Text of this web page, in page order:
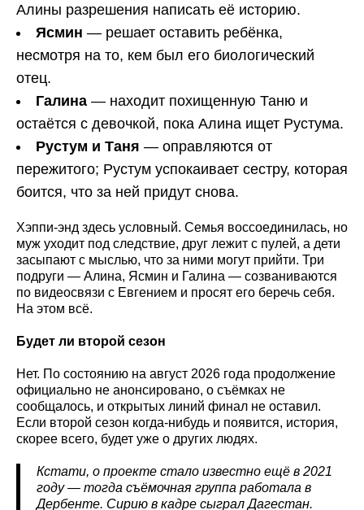
Алины разрешения написать её историю.
Ясмин — решает оставить ребёнка,
несмотря на то, кем был его биологический
отец.
Галина — находит похищенную Таню и
остаётся с девочкой, пока Алина ищет Рустума.
Рустум и Таня — оправляются от
пережитого; Рустум успокаивает сестру, которая
боится, что за ней придут снова.
Хэппи-энд здесь условный. Семья воссоединилась, но
муж уходит под следствие, друг лежит с пулей, а дети
засыпают с мыслью, что за ними могут прийти. Три
подруги — Алина, Ясмин и Галина — созваниваются
по видеосвязи с Евгением и просят его беречь себя.
На этом всё.
Будет ли второй сезон
Нет. По состоянию на август 2026 года продолжение
официально не анонсировано, о съёмках не
сообщалось, и открытых линий финал не оставил.
Если второй сезон когда-нибудь и появится, история,
скорее всего, будет уже о других людях.
Кстати, о проекте стало известно ещё в 2021
году — тогда съёмочная группа работала в
Дербенте. Сирию в кадре сыграл Дагестан.